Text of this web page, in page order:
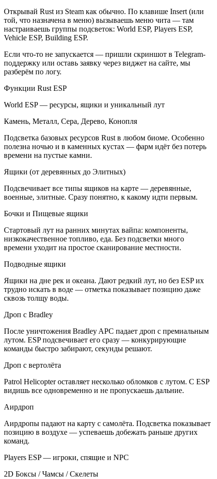
Открывай Rust из Steam как обычно. По клавише Insert (или
той, что назначена в меню) вызываешь меню чита — там
настраиваешь группы подсветок: World ESP, Players ESP,
Vehicle ESP, Building ESP.
Если что-то не запускается — пришли скриншот в Telegram-
поддержку или оставь заявку через виджет на сайте, мы
разберём по логу.
Функции Rust ESP
World ESP — ресурсы, ящики и уникальный лут
Камень, Металл, Сера, Дерево, Конопля
Подсветка базовых ресурсов Rust в любом биоме. Особенно
полезна ночью и в каменных кустах — фарм идёт без потерь
времени на пустые камни.
Ящики (от деревянных до Элитных)
Подсвечивает все типы ящиков на карте — деревянные,
военные, элитные. Сразу понятно, к какому идти первым.
Бочки и Пищевые ящики
Стартовый лут на ранних минутах вайпа: компоненты,
низкокачественное топливо, еда. Без подсветки много
времени уходит на простое сканирование местности.
Подводные ящики
Ящики на дне рек и океана. Дают редкий лут, но без ESP их
трудно искать в воде — отметка показывает позицию даже
сквозь толщу воды.
Дроп с Bradley
После уничтожения Bradley APC падает дроп с премиальным
лутом. ESP подсвечивает его сразу — конкурирующие
команды быстро забирают, секунды решают.
Дроп с вертолёта
Patrol Helicopter оставляет несколько обломков с лутом. С ESP
видишь все одновременно и не пропускаешь дальние.
Аирдроп
Аирдропы падают на карту с самолёта. Подсветка показывает
позицию в воздухе — успеваешь добежать раньше других
команд.
Players ESP — игроки, спящие и NPC
2D Боксы / Чамсы / Скелеты